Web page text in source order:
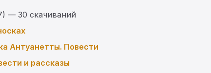
— 30 скачиваний
Антуанетты. Повести
и рассказы